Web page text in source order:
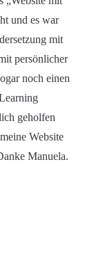
und es war
mit
persönlicher
noch einen
geholfen
Website
Manuela.